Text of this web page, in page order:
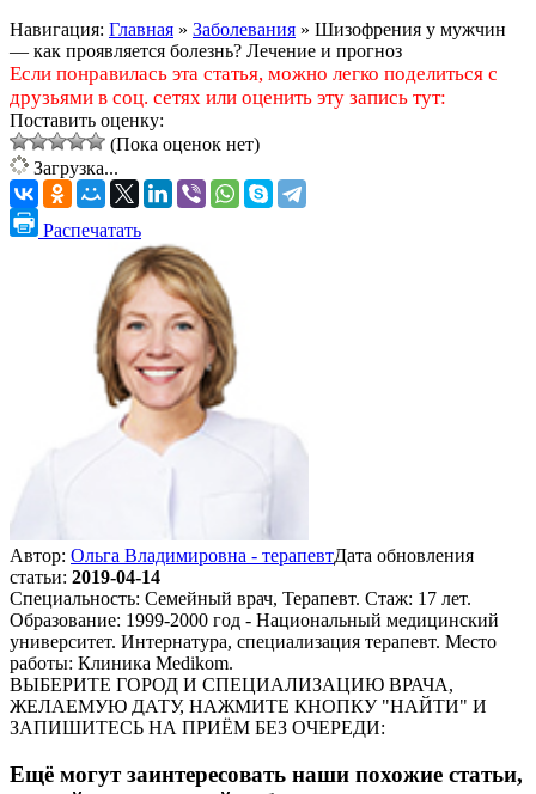
Навигация: Главная » Заболевания » Шизофрения у мужчин
— как проявляется болезнь? Лечение и прогноз
Если понравилась эта статья, можно легко поделиться с
друзьями в соц. сетях или оценить эту запись тут:
Поставить оценку:
(Пока оценок нет)
Загрузка...
Распечатать
Автор: Ольга Владимировна - терапевтДата обновления
статьи: 2019-04-14
Специальность: Семейный врач, Терапевт. Стаж: 17 лет.
Образование: 1999-2000 год - Национальный медицинский
университет. Интернатура, специализация терапевт. Место
работы: Клиника Medikom.
ВЫБЕРИТЕ ГОРОД И СПЕЦИАЛИЗАЦИЮ ВРАЧА,
ЖЕЛАЕМУЮ ДАТУ, НАЖМИТЕ КНОПКУ "НАЙТИ" И
ЗАПИШИТЕСЬ НА ПРИЁМ БЕЗ ОЧЕРЕДИ:
Ещё могут заинтересовать наши похожие статьи,